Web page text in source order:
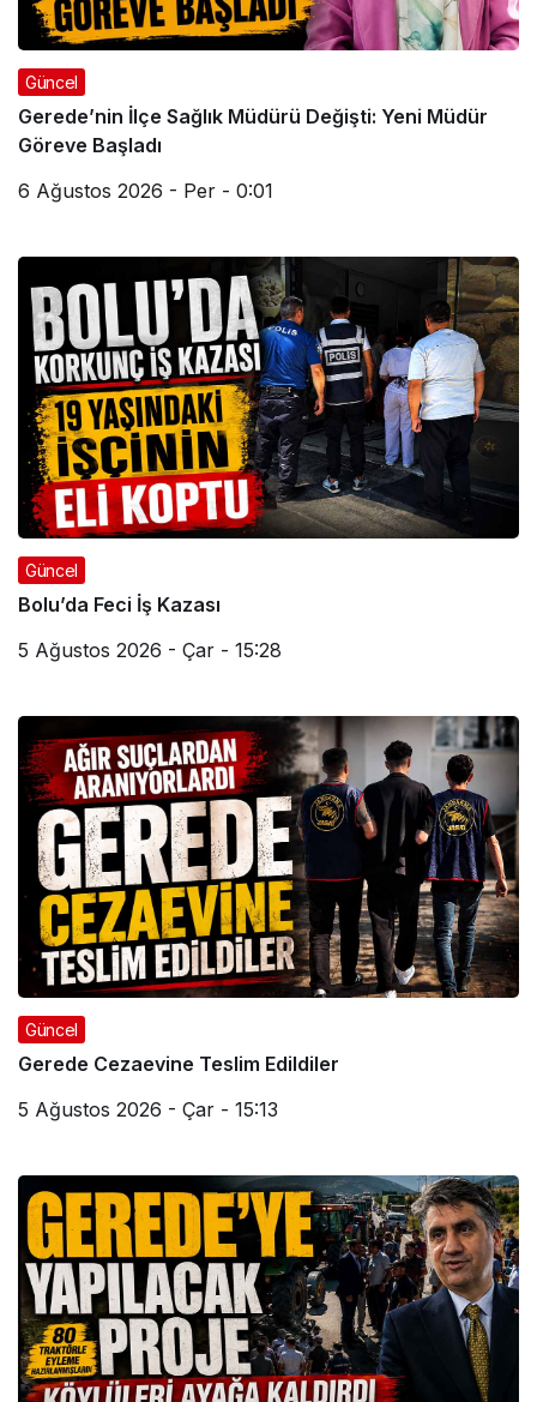
Güncel
Gerede’nin İlçe Sağlık Müdürü Değişti: Yeni Müdür
Göreve Başladı
6 Ağustos 2026 - Per - 0:01
Güncel
Bolu’da Feci İş Kazası
5 Ağustos 2026 - Çar - 15:28
Güncel
Gerede Cezaevine Teslim Edildiler
5 Ağustos 2026 - Çar - 15:13